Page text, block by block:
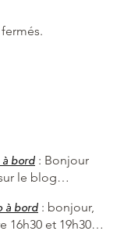
à bord : Bonjour
le blog…
à bord : bonjour,
16h30 et 19h30…